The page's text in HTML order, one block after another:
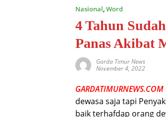
Nasional,Word
4 Tahun
Panas Akibat
Garda Timur News
November 4, 2022
dewasa saja tapi
baik terhafdap orang